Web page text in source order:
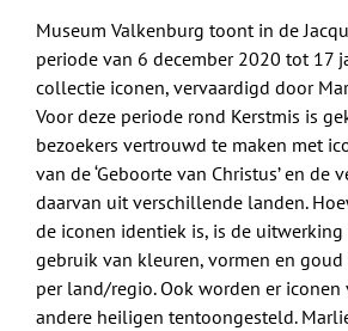
Museum Valkenburg toont in de
periode van 6 december 2020 tot 17
collectie iconen, vervaardigd door
Voor deze periode rond Kerstmis is
bezoekers vertrouwd te maken met
van de ‘Geboorte van Christus’ en de
daarvan uit verschillende landen.
de iconen identiek is, is de uitwerking
gebruik van kleuren, vormen en
per land/regio. Ook worden er iconen
andere heiligen tentoongesteld.